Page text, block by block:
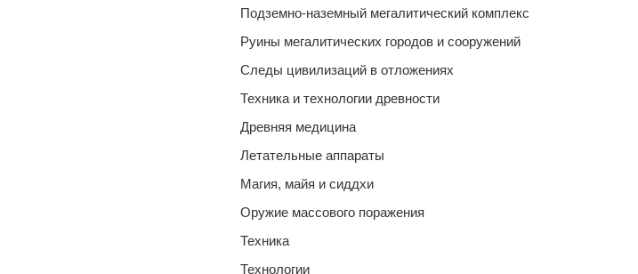
Подземно-наземный мегалитический комплекс
Руины мегалитических городов и сооружений
Следы цивилизаций в отложениях
Техника и технологии древности
Древняя медицина
Летательные аппараты
Магия, майя и сиддхи
Оружие массового поражения
Техника
Технологии